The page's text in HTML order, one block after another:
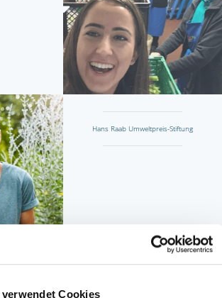
Cookies
Hans Raab Umweltpreis-Stiftung